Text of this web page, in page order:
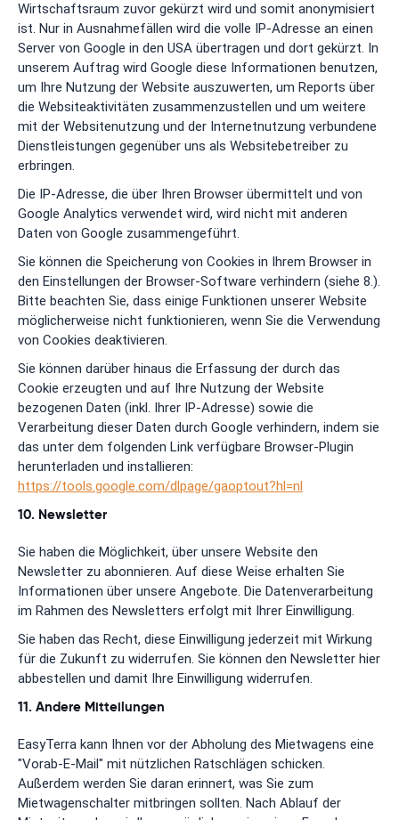
Wirtschaftsraum zuvor gekürzt wird und somit anonymisiert
ist. Nur in Ausnahmefällen wird die volle IP-Adresse an einen
Server von Google in den USA übertragen und dort gekürzt. In
unserem Auftrag wird Google diese Informationen benutzen,
um Ihre Nutzung der Website auszuwerten, um Reports über
die Websiteaktivitäten zusammenzustellen und um weitere
mit der Websitenutzung und der Internetnutzung verbundene
Dienstleistungen gegenüber uns als Websitebetreiber zu
erbringen.
Die IP-Adresse, die über Ihren Browser übermittelt und von
Google Analytics verwendet wird, wird nicht mit anderen
Daten von Google zusammengeführt.
Sie können die Speicherung von Cookies in Ihrem Browser in
den Einstellungen der Browser-Software verhindern (siehe 8.).
Bitte beachten Sie, dass einige Funktionen unserer Website
möglicherweise nicht funktionieren, wenn Sie die Verwendung
von Cookies deaktivieren.
Sie können darüber hinaus die Erfassung der durch das
Cookie erzeugten und auf Ihre Nutzung der Website
bezogenen Daten (inkl. Ihrer IP-Adresse) sowie die
Verarbeitung dieser Daten durch Google verhindern, indem sie
das unter dem folgenden Link verfügbare Browser-Plugin
herunterladen und installieren:
https://tools.google.com/dlpage/gaoptout?hl=nl
10. Newsletter
Sie haben die Möglichkeit, über unsere Website den
Newsletter zu abonnieren. Auf diese Weise erhalten Sie
Informationen über unsere Angebote. Die Datenverarbeitung
im Rahmen des Newsletters erfolgt mit Ihrer Einwilligung.
Sie haben das Recht, diese Einwilligung jederzeit mit Wirkung
für die Zukunft zu widerrufen. Sie können den Newsletter hier
abbestellen und damit Ihre Einwilligung widerrufen.
11. Andere Mitteilungen
EasyTerra kann Ihnen vor der Abholung des Mietwagens eine
"Vorab-E-Mail" mit nützlichen Ratschlägen schicken.
Außerdem werden Sie daran erinnert, was Sie zum
Mietwagenschalter mitbringen sollten. Nach Ablauf der